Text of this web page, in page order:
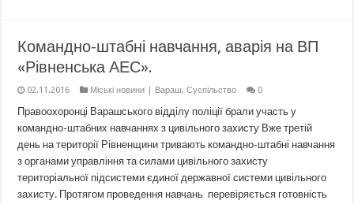
Командно-штабні навчання, аварія на ВП
«Рівненська АЕС».
02.11.2016 Міські новини | Вараш,Суспільство 0
Правоохоронці Варашського відділу поліції брали участь у
командно-штабних навчаннях з цивільного захисту Вже третій
день на території Рівненщини тривають командно-штабні навчання
з органами управління та силами цивільного захисту
територіальної підсистеми єдиної державної системи цивільного
захисту. Протягом проведення навчань перевіряється готовність